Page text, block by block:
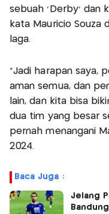
sebuah 'Derby' dan
kata Mauricio Souza
laga.
"Jadi harapan saya,
aman semua, dan
lain, dan kita bisa
dua tim yang besar
pernah menangani
2024.
Baca Juga :
Jelang